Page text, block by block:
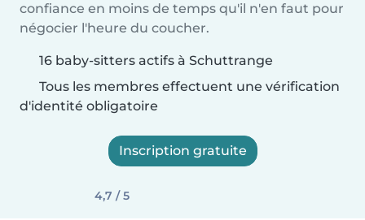
confiance en moins de temps qu'il n'en faut pour
négocier l'heure du coucher.
16 baby-sitters actifs à Schuttrange
Tous les membres effectuent une vérification
d'identité obligatoire
Inscription gratuite
4,7 / 5